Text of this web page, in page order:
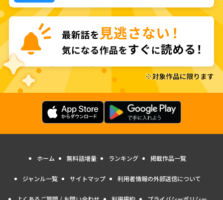
ホーム 無料話増量 ランキング 掲載作品一覧
ジャンル一覧 サイトマップ 利用者情報の外部送信について